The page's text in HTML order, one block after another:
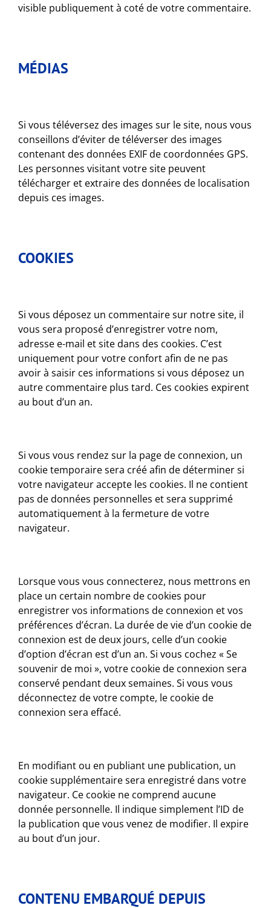
visible publiquement à coté de votre commentaire.
MÉDIAS
Si vous téléversez des images sur le site, nous vous
conseillons d’éviter de téléverser des images
contenant des données EXIF de coordonnées GPS.
Les personnes visitant votre site peuvent
télécharger et extraire des données de localisation
depuis ces images.
COOKIES
Si vous déposez un commentaire sur notre site, il
vous sera proposé d’enregistrer votre nom,
adresse e-mail et site dans des cookies. C’est
uniquement pour votre confort afin de ne pas
avoir à saisir ces informations si vous déposez un
autre commentaire plus tard. Ces cookies expirent
au bout d’un an.
Si vous vous rendez sur la page de connexion, un
cookie temporaire sera créé afin de déterminer si
votre navigateur accepte les cookies. Il ne contient
pas de données personnelles et sera supprimé
automatiquement à la fermeture de votre
navigateur.
Lorsque vous vous connecterez, nous mettrons en
place un certain nombre de cookies pour
enregistrer vos informations de connexion et vos
préférences d’écran. La durée de vie d’un cookie de
connexion est de deux jours, celle d’un cookie
d’option d’écran est d’un an. Si vous cochez « Se
souvenir de moi », votre cookie de connexion sera
conservé pendant deux semaines. Si vous vous
déconnectez de votre compte, le cookie de
connexion sera effacé.
En modifiant ou en publiant une publication, un
cookie supplémentaire sera enregistré dans votre
navigateur. Ce cookie ne comprend aucune
donnée personnelle. Il indique simplement l’ID de
la publication que vous venez de modifier. Il expire
au bout d’un jour.
CONTENU EMBARQUÉ DEPUIS